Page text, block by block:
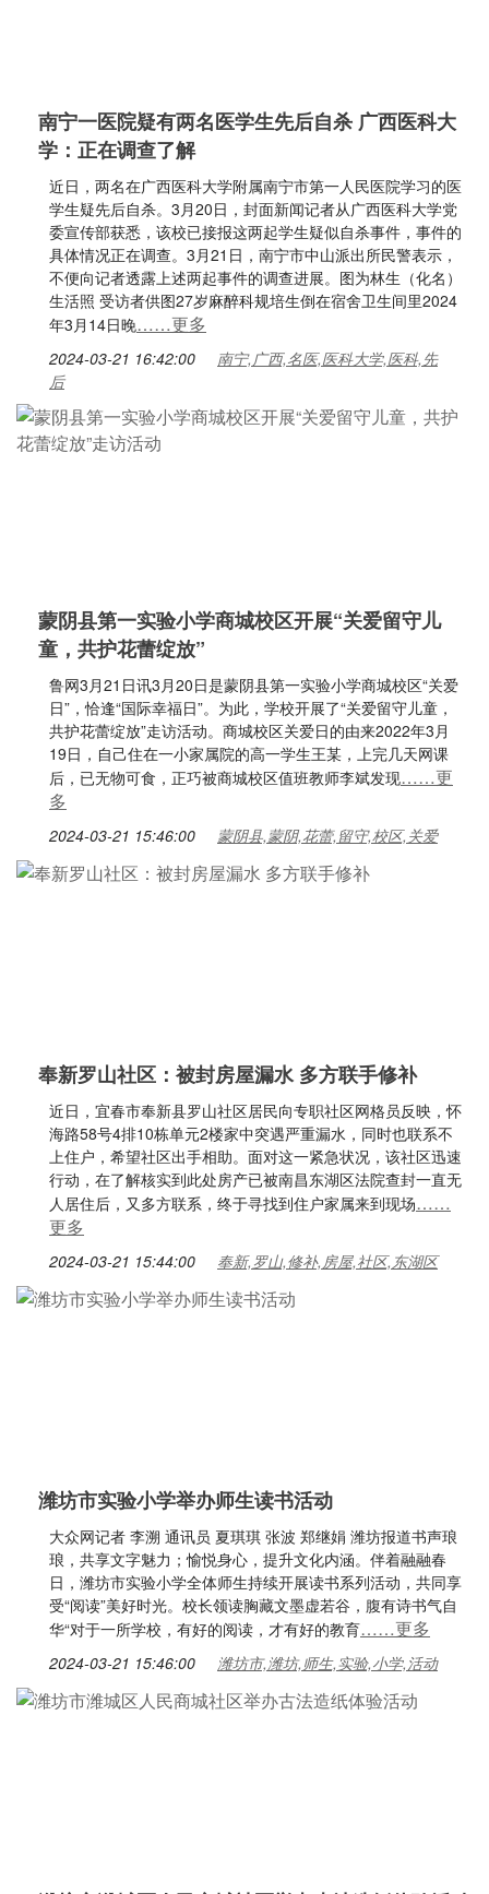
南宁一医院疑有两名医学生先后自杀 广西医科大
学：正在调查了解
近日，两名在广西医科大学附属南宁市第一人民医院学习的医
学生疑先后自杀。3月20日，封面新闻记者从广西医科大学党
委宣传部获悉，该校已接报这两起学生疑似自杀事件，事件的
具体情况正在调查。3月21日，南宁市中山派出所民警表示，
不便向记者透露上述两起事件的调查进展。图为林生（化名）
生活照 受访者供图27岁麻醉科规培生倒在宿舍卫生间里2024
年3月14日晚……更多
2024-03-21 16:42:00
南宁,广西,名医,医科大学,医科,先
后
蒙阴县第一实验小学商城校区开展“关爱留守儿
童，共护花蕾绽放”
鲁网3月21日讯3月20日是蒙阴县第一实验小学商城校区“关爱
日”，恰逢“国际幸福日”。为此，学校开展了“关爱留守儿童，
共护花蕾绽放”走访活动。商城校区关爱日的由来2022年3月
19日，自己住在一小家属院的高一学生王某，上完几天网课
后，已无物可食，正巧被商城校区值班教师李斌发现……更
多
2024-03-21 15:46:00 蒙阴县,蒙阴,花蕾,留守,校区,关爱
奉新罗山社区：被封房屋漏水 多方联手修补
近日，宜春市奉新县罗山社区居民向专职社区网格员反映，怀
海路58号4排10栋单元2楼家中突遇严重漏水，同时也联系不
上住户，希望社区出手相助。面对这一紧急状况，该社区迅速
行动，在了解核实到此处房产已被南昌东湖区法院查封一直无
人居住后，又多方联系，终于寻找到住户家属来到现场……
更多
2024-03-21 15:44:00 奉新,罗山,修补,房屋,社区,东湖区
潍坊市实验小学举办师生读书活动
大众网记者 李溯 通讯员 夏琪琪 张波 郑继娟 潍坊报道书声琅
琅，共享文字魅力；愉悦身心，提升文化内涵。伴着融融春
日，潍坊市实验小学全体师生持续开展读书系列活动，共同享
受“阅读”美好时光。校长领读胸藏文墨虚若谷，腹有诗书气自
华“对于一所学校，有好的阅读，才有好的教育……更多
2024-03-21 15:46:00 潍坊市,潍坊,师生,实验,小学,活动